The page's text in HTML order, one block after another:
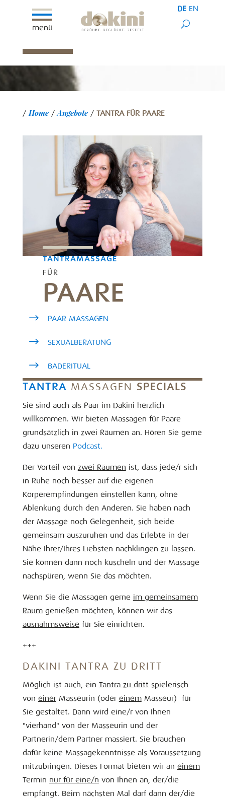
menü
DE EN
/ Home/Angebote/ TANTRA FÜR PAARE
TANTRAMASSAGE
FÜR
PAARE
PAAR MASSAGEN
SEXUALBERATUNG
BADERITUAL
TANTRA MASSAGEN SPECIALS
Sie sind auch als Paar im Dakini herzlich
willkommen. Wir bieten Massagen für Paare
grundsätzlich in zwei Räumen an. Hören Sie gerne
dazu unseren Podcast.
Der Vorteil von zwei Räumen ist, dass jede/r sich
in Ruhe noch besser auf die eigenen
Körperempfindungen einstellen kann, ohne
Ablenkung durch den Anderen. Sie haben nach
der Massage noch Gelegenheit, sich beide
gemeinsam auszuruhen und das Erlebte in der
Nähe Ihrer/Ihres Liebsten nachklingen zu lassen.
Sie können dann noch kuscheln und der Massage
nachspüren, wenn Sie das möchten.
Wenn Sie die Massagen gerne im gemeinsamem
Raumgenießen möchten, können wir das
ausnahmsweisefür Sie einrichten.
+++
DAKINI TANTRA ZU DRITT
Möglich ist auch, ein Tantra zu dritt spielerisch
von einerMasseurin (oder einemMasseur) für
Sie gestaltet. Dann wird eine/r von Ihnen
"vierhand" von der Masseurin und der
Partnerin/dem Partner massiert. Sie brauchen
dafür keine Massagekenntnisse als Voraussetzung
mitzubringen. Dieses Format bieten wir an einem
Termin nur für eine/n von Ihnen an, der/die
empfängt. Beim nächsten Mal darf dann der/die